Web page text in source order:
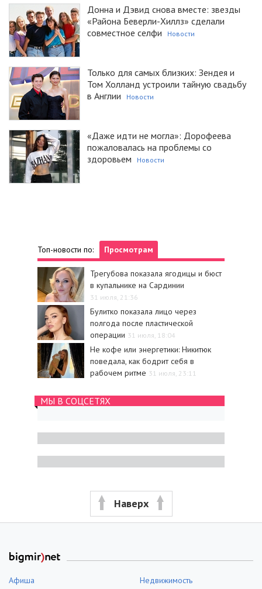
Донна и Дэвид снова вместе: звезды
«Района Беверли-Хиллз» сделали
совместное селфи
Новости
Только для самых близких: Зендея и
Том Холланд устроили тайную свадьбу
в Англии
Новости
«Даже идти не могла»: Дорофеева
пожаловалась на проблемы со
здоровьем
Новости
Топ-новости по: Просмотрам
Трегубова показала ягодицы и бюст
в купальнике на Сардинии
31 июля, 21:36
Булитко показала лицо через
полгода после пластической
операции 31 июля, 18:04
Не кофе или энергетики: Никитюк
поведала, как бодрит себя в
рабочем ритме 31 июля, 23:11
МЫ В СОЦСЕТЯХ
Наверх
Афиша Недвижимость